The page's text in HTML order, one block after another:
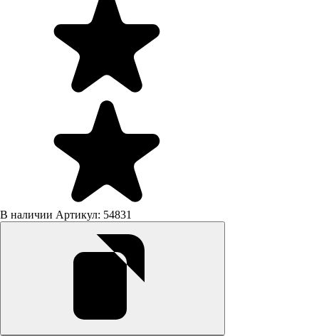
В наличии Артикул: 54831